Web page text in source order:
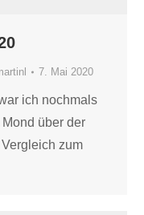
7. Mai 2020
ich nochmals
über der
zum